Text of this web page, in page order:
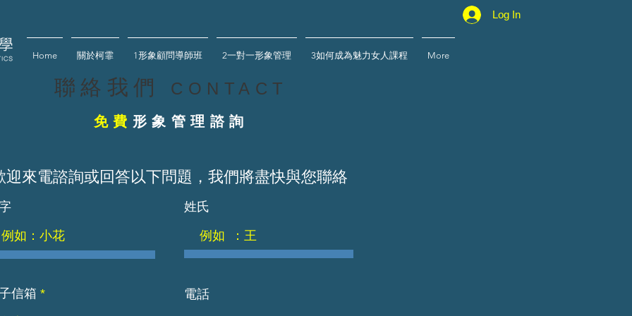
Log In
Home 關於柯霏 1形象顧問導師班 2一對一形象管理 3如何成為魅力女人課程 More
迎來電諮詢或回答以下問題，我們將盡快與您聯絡
姓氏
信箱 電話
聯絡我們 CONTACT
​免費 形象管理諮詢